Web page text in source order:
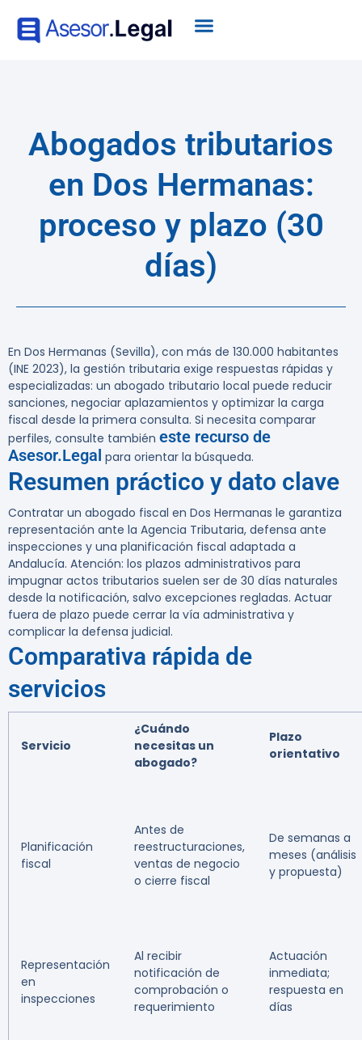
Abogados tributarios
en Dos Hermanas:
proceso y plazo (30
días)
En Dos Hermanas (Sevilla), con más de 130.000 habitantes
(INE 2023), la gestión tributaria exige respuestas rápidas y
especializadas: un abogado tributario local puede reducir
sanciones, negociar aplazamientos y optimizar la carga
fiscal desde la primera consulta. Si necesita comparar
perfiles, consulte también este recurso de
Asesor.Legal para orientar la búsqueda.
Resumen práctico y dato clave
Contratar un abogado fiscal en Dos Hermanas le garantiza
representación ante la Agencia Tributaria, defensa ante
inspecciones y una planificación fiscal adaptada a
Andalucía. Atención: los plazos administrativos para
impugnar actos tributarios suelen ser de 30 días naturales
desde la notificación, salvo excepciones regladas. Actuar
fuera de plazo puede cerrar la vía administrativa y
complicar la defensa judicial.
Comparativa rápida de
servicios
Servicio
¿Cuándo
necesitas un
abogado?
Plazo
orientativo
Planificación
fiscal
Antes de
reestructuraciones,
ventas de negocio
o cierre fiscal
De semanas a
meses (análisis
y propuesta)
Representación
en
inspecciones
Al recibir
notificación de
comprobación o
requerimiento
Actuación
inmediata;
respuesta en
días